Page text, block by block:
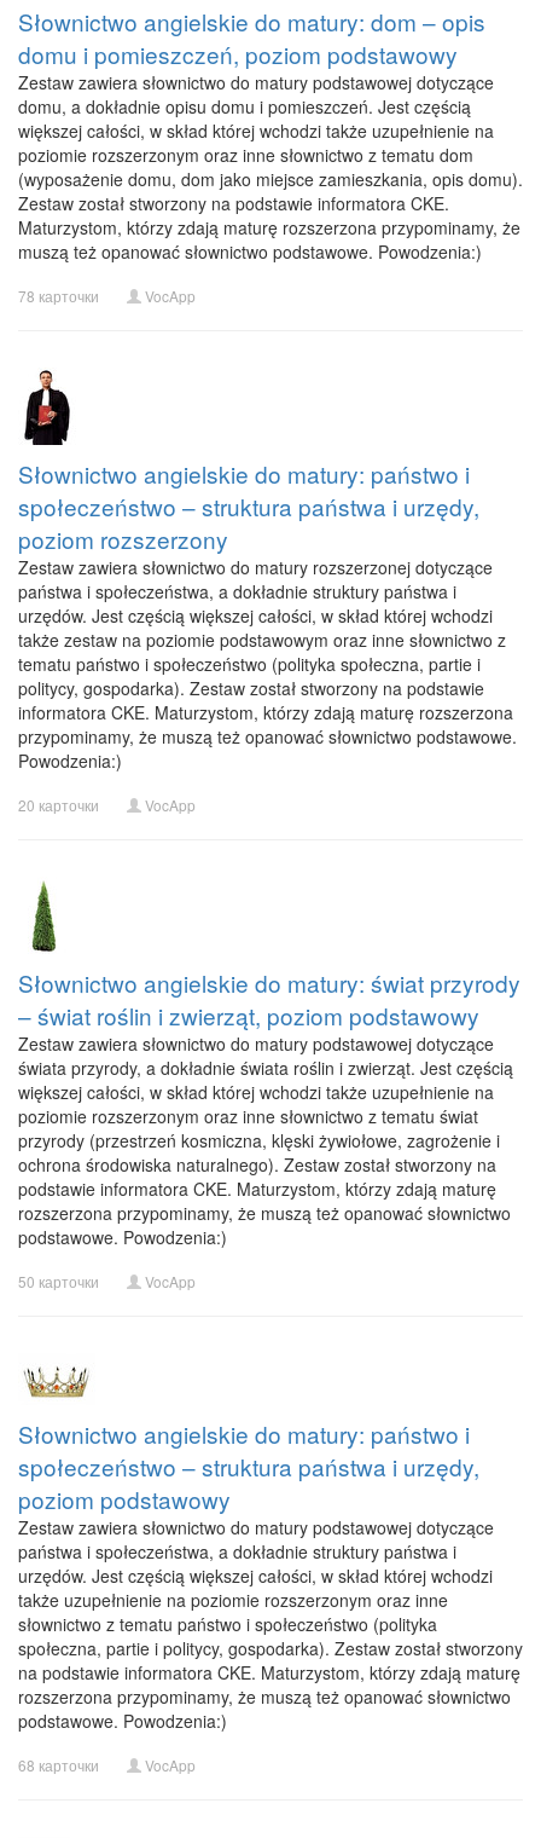
Słownictwo angielskie do matury: dom – opis
domu i pomieszczeń, poziom podstawowy
Zestaw zawiera słownictwo do matury podstawowej dotyczące
domu, a dokładnie opisu domu i pomieszczeń. Jest częścią
większej całości, w skład której wchodzi także uzupełnienie na
poziomie rozszerzonym oraz inne słownictwo z tematu dom
(wyposażenie domu, dom jako miejsce zamieszkania, opis domu).
Zestaw został stworzony na podstawie informatora CKE.
Maturzystom, którzy zdają maturę rozszerzona przypominamy, że
muszą też opanować słownictwo podstawowe. Powodzenia:)
78 карточки VocApp
Słownictwo angielskie do matury: państwo i
społeczeństwo – struktura państwa i urzędy,
poziom rozszerzony
Zestaw zawiera słownictwo do matury rozszerzonej dotyczące
państwa i społeczeństwa, a dokładnie struktury państwa i
urzędów. Jest częścią większej całości, w skład której wchodzi
także zestaw na poziomie podstawowym oraz inne słownictwo z
tematu państwo i społeczeństwo (polityka społeczna, partie i
politycy, gospodarka). Zestaw został stworzony na podstawie
informatora CKE. Maturzystom, którzy zdają maturę rozszerzona
przypominamy, że muszą też opanować słownictwo podstawowe.
Powodzenia:)
20 карточки VocApp
Słownictwo angielskie do matury: świat przyrody
– świat roślin i zwierząt, poziom podstawowy
Zestaw zawiera słownictwo do matury podstawowej dotyczące
świata przyrody, a dokładnie świata roślin i zwierząt. Jest częścią
większej całości, w skład której wchodzi także uzupełnienie na
poziomie rozszerzonym oraz inne słownictwo z tematu świat
przyrody (przestrzeń kosmiczna, klęski żywiołowe, zagrożenie i
ochrona środowiska naturalnego). Zestaw został stworzony na
podstawie informatora CKE. Maturzystom, którzy zdają maturę
rozszerzona przypominamy, że muszą też opanować słownictwo
podstawowe. Powodzenia:)
50 карточки VocApp
Słownictwo angielskie do matury: państwo i
społeczeństwo – struktura państwa i urzędy,
poziom podstawowy
Zestaw zawiera słownictwo do matury podstawowej dotyczące
państwa i społeczeństwa, a dokładnie struktury państwa i
urzędów. Jest częścią większej całości, w skład której wchodzi
także uzupełnienie na poziomie rozszerzonym oraz inne
słownictwo z tematu państwo i społeczeństwo (polityka
społeczna, partie i politycy, gospodarka). Zestaw został stworzony
na podstawie informatora CKE. Maturzystom, którzy zdają maturę
rozszerzona przypominamy, że muszą też opanować słownictwo
podstawowe. Powodzenia:)
68 карточки VocApp